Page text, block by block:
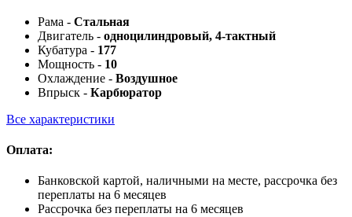
Рама - Стальная
Двигатель - одноцилиндровый, 4-тактный
Кубатура - 177
Мощность - 10
Охлаждение - Воздушное
Впрыск - Карбюратор
Все характеристики
Оплата:
Банковской картой, наличными на месте, рассрочка без
переплаты на 6 месяцев
Рассрочка без переплаты на 6 месяцев